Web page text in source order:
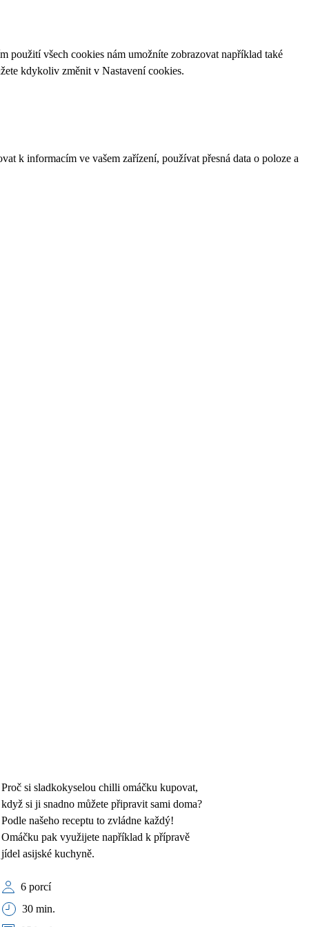
použití všech cookies nám umožníte zobrazovat například také
kdykoliv změnit v Nastavení cookies.
k informacím ve vašem zařízení, používat přesná data o poloze a
Proč si sladkokyselou chilli omáčku kupovat,
když si ji snadno můžete připravit sami doma?
Podle našeho receptu to zvládne každý!
Omáčku pak využijete například k přípravě
jídel asijské kuchyně.
6 porcí
30 min.